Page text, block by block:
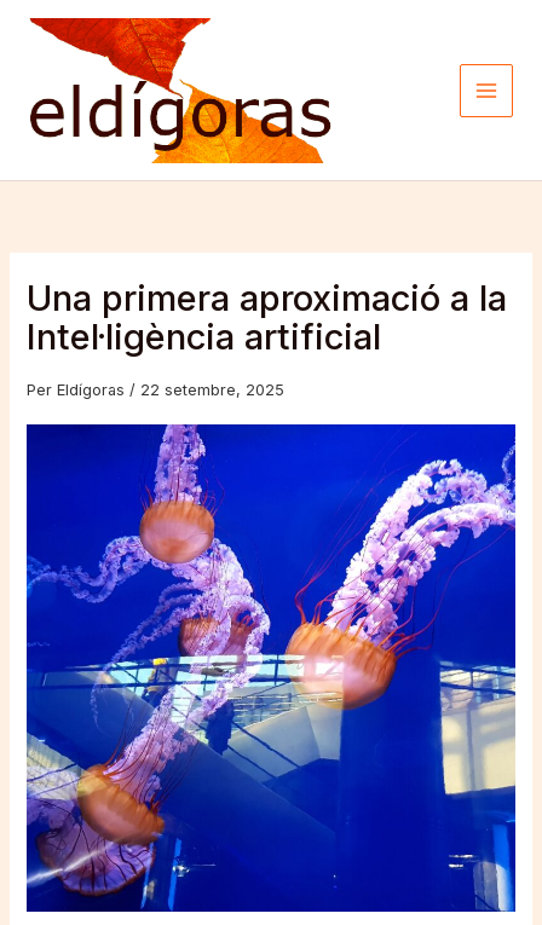
Vés
Una primera aproximació a la
Intel·ligència artificial
Per Eldígoras / 22 setembre, 2025